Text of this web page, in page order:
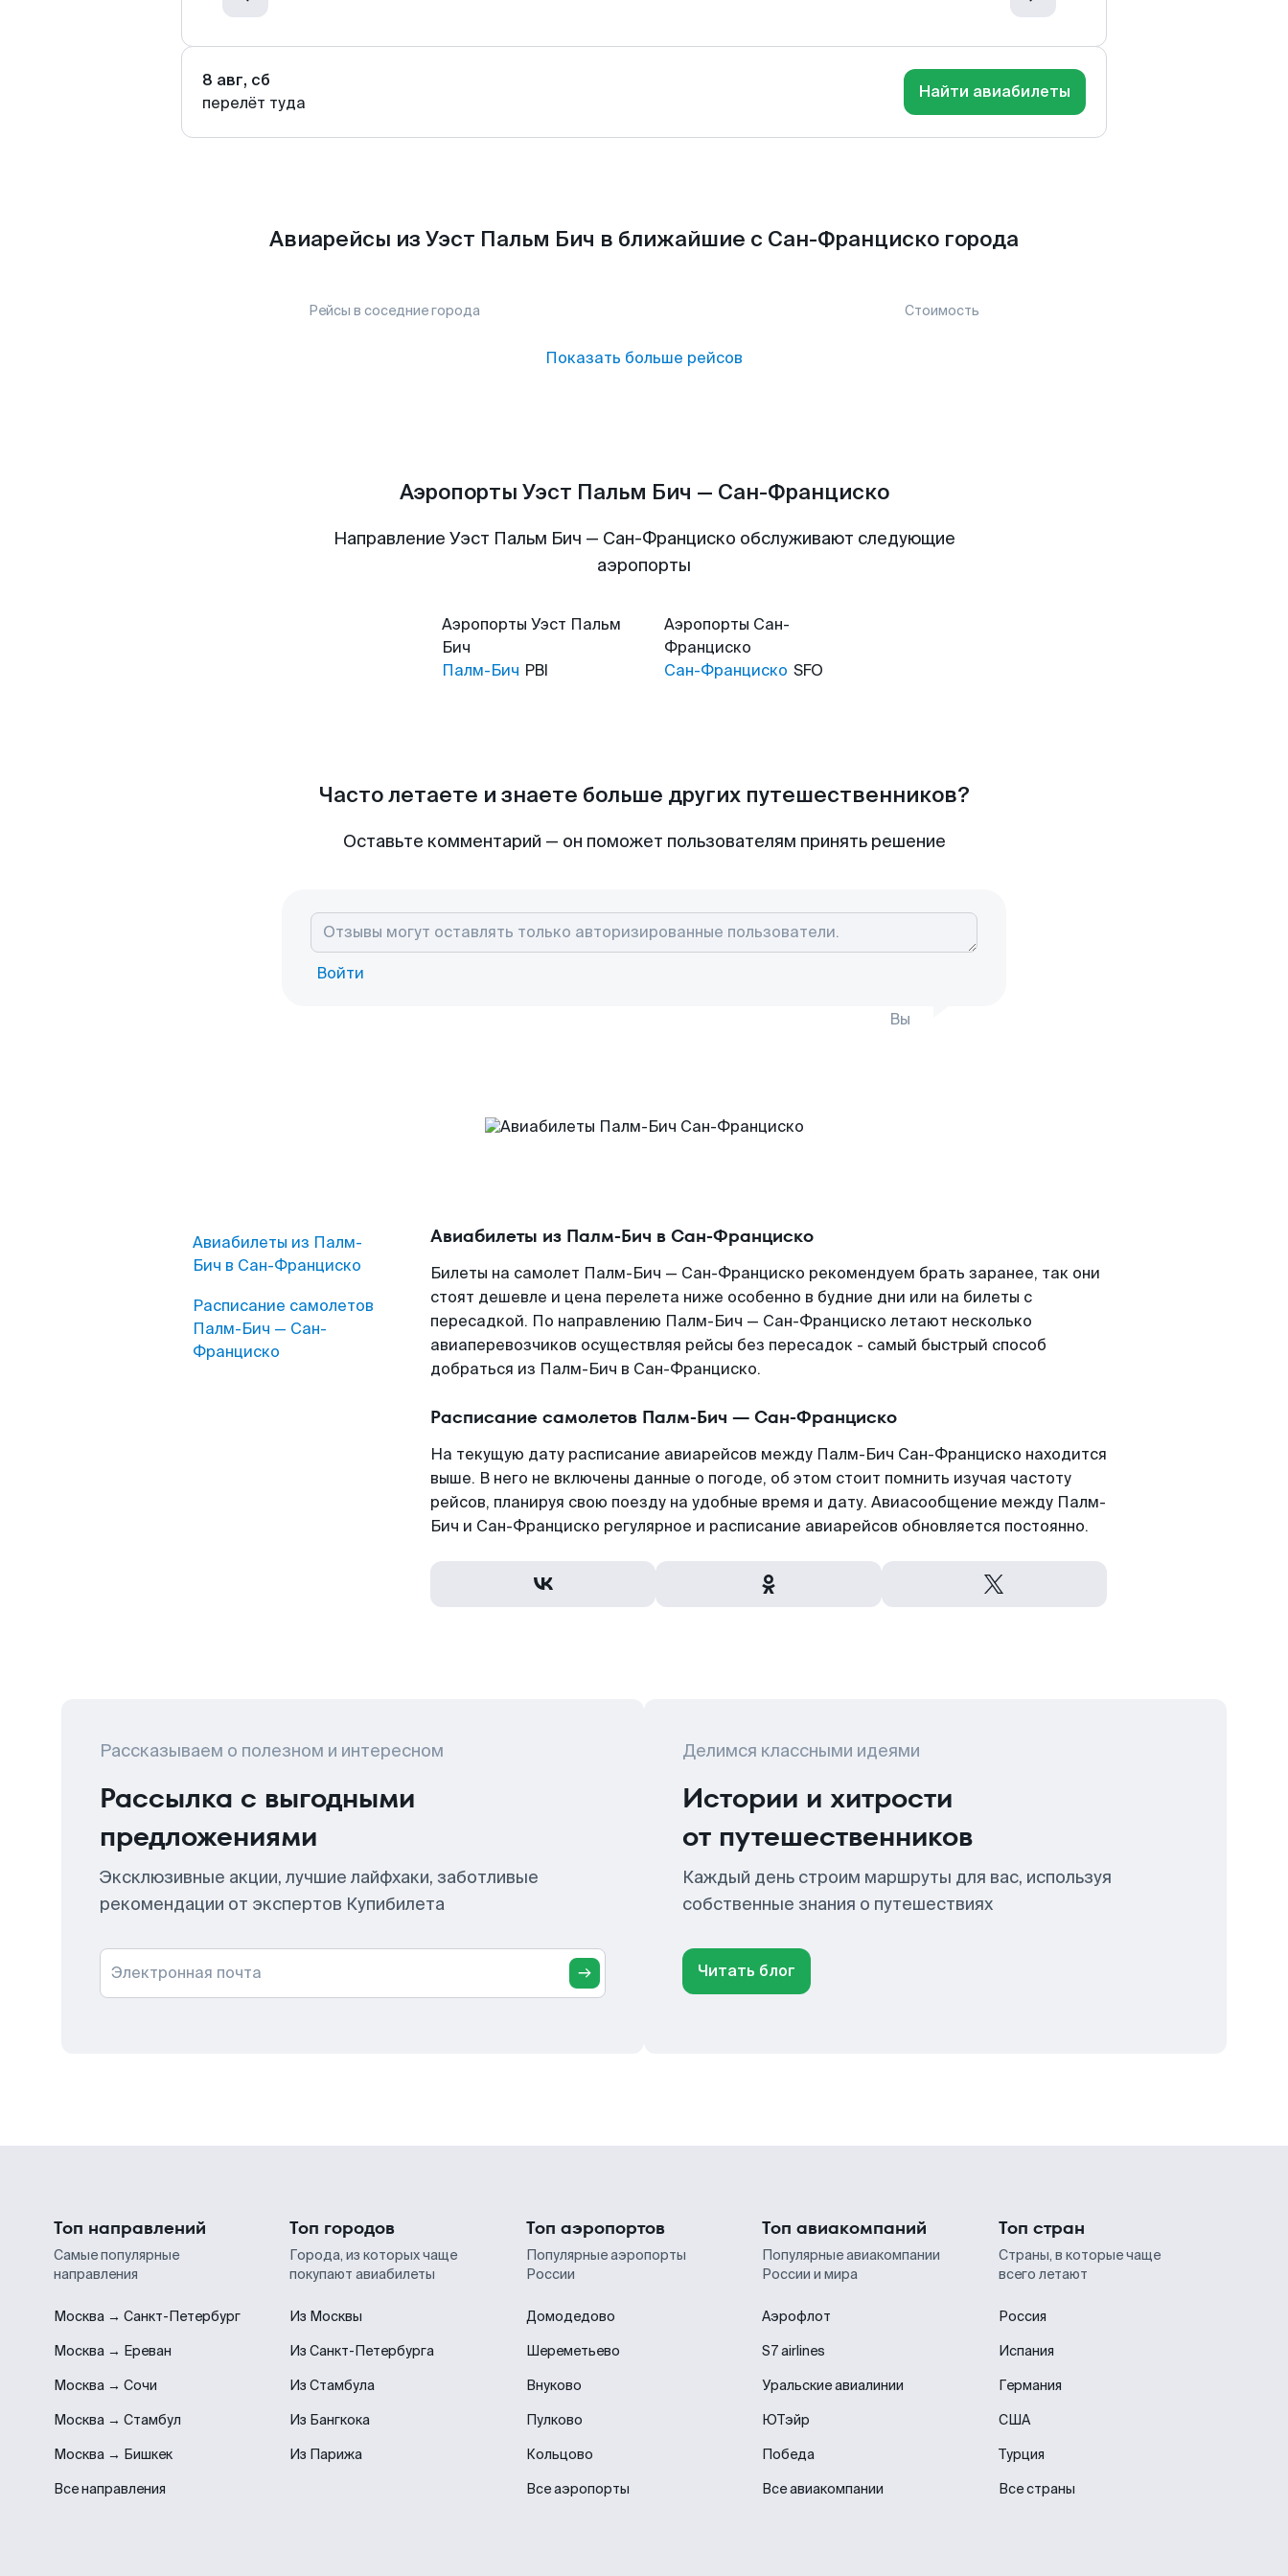
8 авг, сб
перелёт туда
Найти авиабилеты
Авиарейсы из Уэст Пальм Бич в ближайшие с Сан-Франциско города
Рейсы в соседние города Стоимость
Показать больше рейсов
Аэропорты Уэст Пальм Бич — Сан-Франциско
Направление Уэст Пальм Бич — Сан-Франциско обслуживают следующие
аэропорты
Аэропорты Уэст Пальм
Бич
Палм-Бич PBI
Аэропорты Сан-
Франциско
Сан-Франциско SFO
Часто летаете и знаете больше других путешественников?
Оставьте комментарий — он поможет пользователям принять решение
Войти
Вы
Авиабилеты из Палм-
Бич в Сан-Франциско
Расписание самолетов
Палм-Бич — Сан-
Франциско
Авиабилеты из Палм-Бич в Сан-Франциско
Билеты на самолет Палм-Бич — Сан-Франциско рекомендуем брать заранее, так они
стоят дешевле и цена перелета ниже особенно в будние дни или на билеты с
пересадкой. По направлению Палм-Бич — Сан-Франциско летают несколько
авиаперевозчиков осуществляя рейсы без пересадок - самый быстрый способ
добраться из Палм-Бич в Сан-Франциско.
Расписание самолетов Палм-Бич — Сан-Франциско
На текущую дату расписание авиарейсов между Палм-Бич Сан-Франциско находится
выше. В него не включены данные о погоде, об этом стоит помнить изучая частоту
рейсов, планируя свою поезду на удобные время и дату. Авиасообщение между Палм-
Бич и Сан-Франциско регулярное и расписание авиарейсов обновляется постоянно.
Рассказываем о полезном и интересном
Рассылка с выгодными
предложениями
Эксклюзивные акции, лучшие лайфхаки, заботливые
рекомендации от экспертов Купибилета
Электронная почта
Делимся классными идеями
Истории и хитрости
от путешественников
Каждый день строим маршруты для вас, используя
собственные знания о путешествиях
Читать блог
Топ направлений
Самые популярные
направления
Москва → Санкт-Петербург
Москва → Ереван
Москва → Сочи
Москва → Стамбул
Москва → Бишкек
Все направления
Топ городов
Города, из которых чаще
покупают авиабилеты
Из Москвы
Из Санкт-Петербурга
Из Стамбула
Из Бангкока
Из Парижа
Топ аэропортов
Популярные аэропорты
России
Домодедово
Шереметьево
Внуково
Пулково
Кольцово
Все аэропорты
Топ авиакомпаний
Популярные авиакомпании
России и мира
Аэрофлот
S7 airlines
Уральские авиалинии
ЮТэйр
Победа
Все авиакомпании
Топ стран
Страны, в которые чаще
всего летают
Россия
Испания
Германия
США
Турция
Все страны